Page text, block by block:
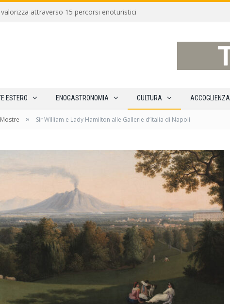
valorizza attraverso 15 percorsi enoturistici
ESTERO ENOGASTRONOMIA CULTURA ACCOGLIENZA
» Sir William e Lady Hamilton alle Gallerie d’Italia di Napoli